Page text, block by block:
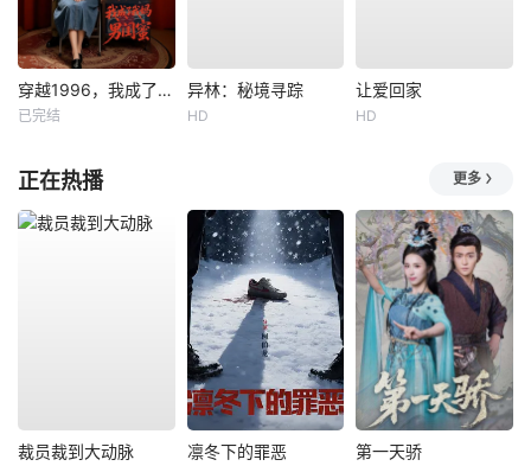
穿越1996，我成了我妈男闺蜜
已完结
异林：秘境寻踪
HD
让爱回家
HD
正在热播 更多
裁员裁到大动脉 凛冬下的罪恶 第一天骄